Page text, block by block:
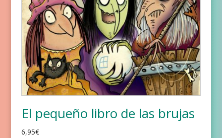
El pequeño libro de las brujas
6,95€